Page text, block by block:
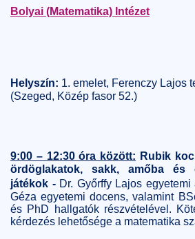
Bolyai (Matematika) Intézet
Helyszín: 1. emelet, Ferenczy Lajos
(Szeged, Közép fasor 52.)
9:00 – 12:30 óra között: Rubik
ördöglakatok, sakk, amőba és
játékok - Dr. Győrffy Lajos
Géza egyetemi docens, valamint
és PhD hallgatók részvételével.
kérdezés lehetősége a matematika